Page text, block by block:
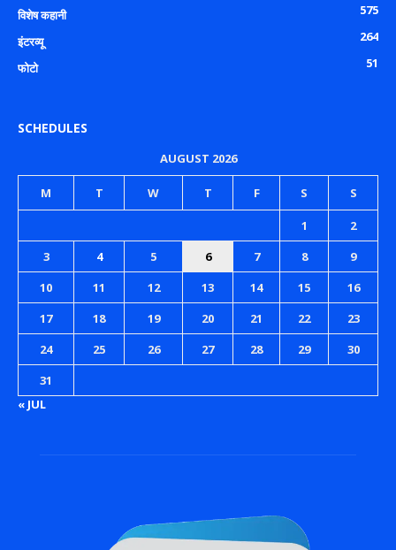
विशेष कहानी
575
इंटरव्यू
264
फोटो
51
SCHEDULES
AUGUST 2026
M T W T F S S
1
2
3
4 5 6 7 8
9
10
11 12 13 14 15
16
17
18 19 20 21 22
23
24
25 26 27 28 29
30
31
« JUL